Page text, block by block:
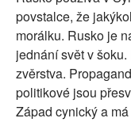
povstalce, že
morálku. Rusko je
jednání svět v
zvěrstva.
politikové jsou
Západ cynický a